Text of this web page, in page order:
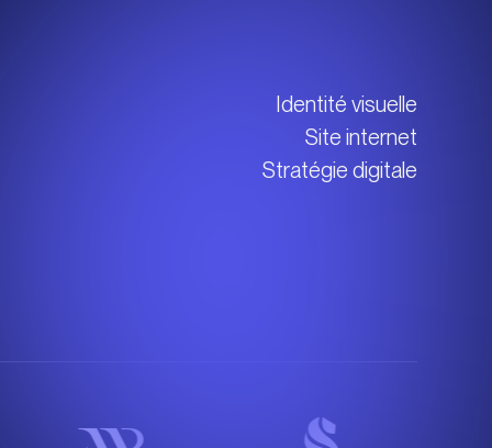
Identité visuelle
Site internet
Stratégie digitale